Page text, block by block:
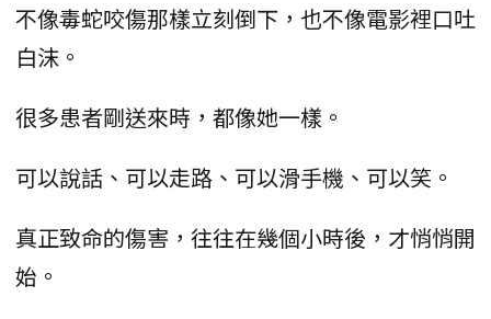
不像毒蛇咬傷那樣立刻倒下，也不像電影裡口吐
白沫。
很多患者剛送來時，都像她一樣。
可以說話、可以走路、可以滑手機、可以笑。
真正致命的傷害，往往在幾個小時後，才悄悄開
始。